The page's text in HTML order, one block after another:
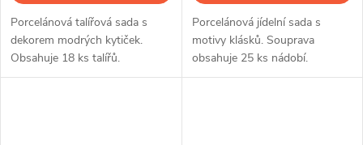
Porcelánová talířová sada s
dekorem modrých kytiček.
Obsahuje 18 ks talířů.
Porcelánová jídelní sada s
motivy klásků. Souprava
obsahuje 25 ks nádobí.